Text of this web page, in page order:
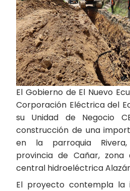
El Gobierno de El Nuevo
Corporación Eléctrica del
su Unidad de Negocio
construcción de una
en la parroquia Rivera,
provincia de Cañar,
central hidroeléctrica
El proyecto contempla la